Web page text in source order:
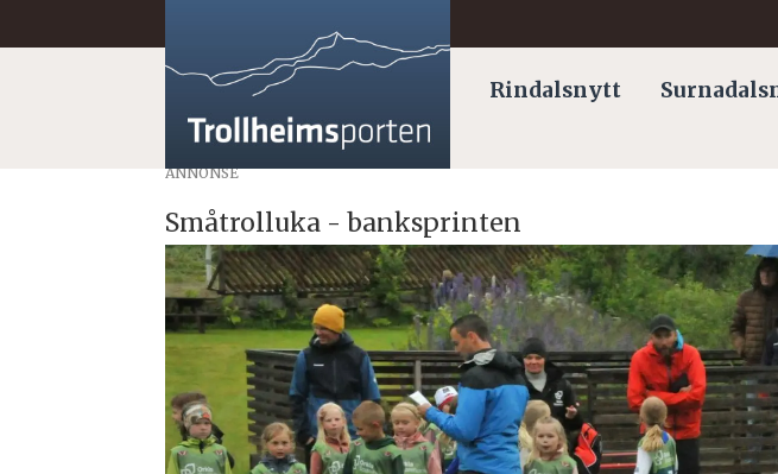
Rindalsnytt
ANNONSE
Småtrolluka - banksprinten